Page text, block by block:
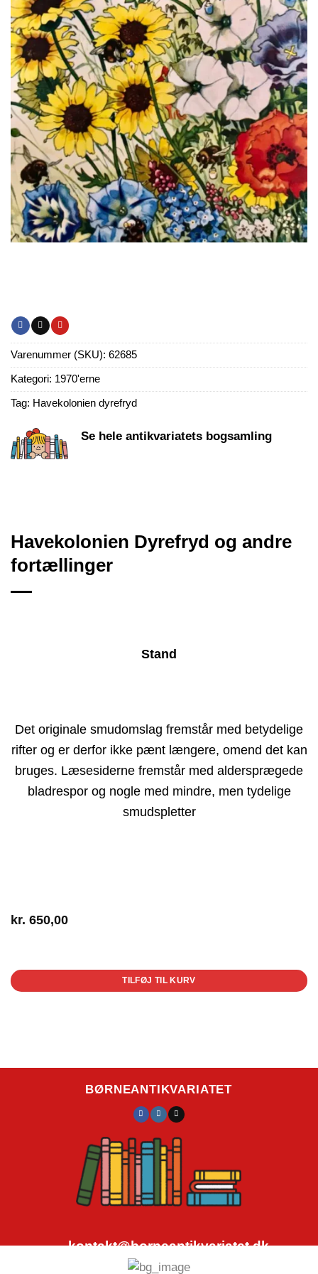
Varenummer (SKU): 62685
Kategori: 1970'erne
Tag: Havekolonien dyrefryd
Se hele antikvariatets bogsamling
Havekolonien Dyrefryd og andre
fortællinger
Stand
Det originale smudomslag fremstår med betydelige
rifter og er derfor ikke pænt længere, omend det kan
bruges. Læsesiderne fremstår med aldersprægede
bladrespor og nogle med mindre, men tydelige
smudspletter
kr. 650,00
TILFØJ TIL KURV
BØRNEANTIKVARIATET
kontakt@borneantikvariatet.dk